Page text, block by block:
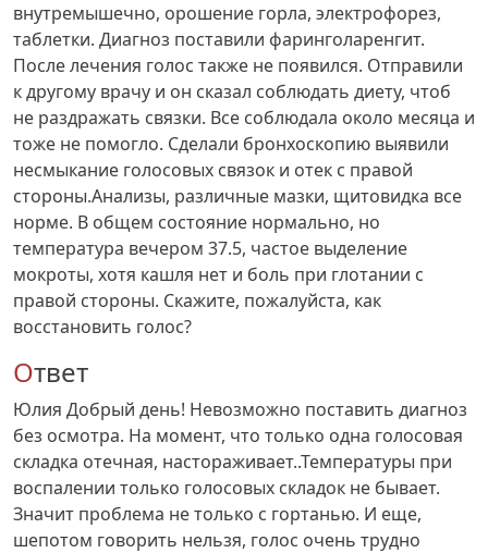
внутремышечно, орошение горла, электрофорез,
таблетки. Диагноз поставили фаринголаренгит.
После лечения голос также не появился. Отправили
к другому врачу и он сказал соблюдать диету, чтоб
не раздражать связки. Все соблюдала около месяца и
тоже не помогло. Сделали бронхоскопию выявили
несмыкание голосовых связок и отек с правой
стороны.Анализы, различные мазки, щитовидка все
норме. В общем состояние нормально, но
температура вечером 37.5, частое выделение
мокроты, хотя кашля нет и боль при глотании с
правой стороны. Скажите, пожалуйста, как
восстановить голос?
Ответ
Юлия Добрый день! Невозможно поставить диагноз
без осмотра. На момент, что только одна голосовая
складка отечная, настораживает..Температуры при
воспалении только голосовых складок не бывает.
Значит проблема не только с гортанью. И еще,
шепотом говорить нельзя, голос очень трудно